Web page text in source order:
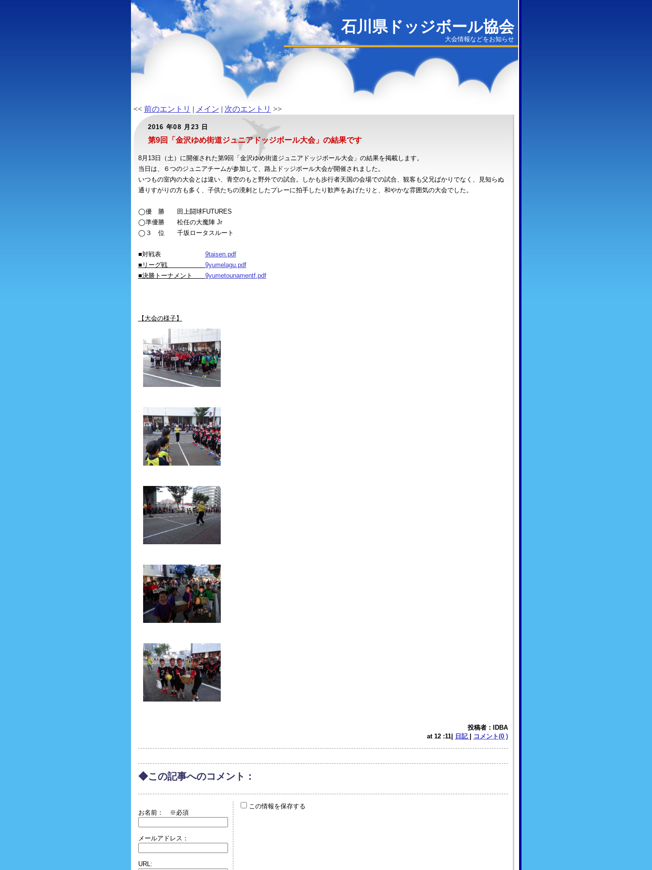
石川県ドッジボール協会
大会情報などをお知らせ
<< 前のエントリ | メイン | 次のエントリ >>
2016 年08 月23 日
第9回「金沢ゆめ街道ジュニアドッジボール大会」の結果です
8月13日（土）に開催された第9回「金沢ゆめ街道ジュニアドッジボール大会」の結果を掲載します。
当日は、６つのジュニアチームが参加して、路上ドッジボール大会が開催されました。
いつもの室内の大会とは違い、青空のもと野外での試合。しかも歩行者天国の会場での試合、観客も父兄ばかりでなく、見知らぬ
通りすがりの方も多く、子供たちの溌剌としたプレーに拍手したり歓声をあげたりと、和やかな雰囲気の大会でした。
◯優 勝 田上闘球FUTURES
◯準優勝 松任の大魔陣 Jr
◯３ 位 千坂ロータスルート
■対戦表 9taisen.pdf
■リーグ戦 9yumelagu.pdf
■決勝トーナメント 9yumetounamentf.pdf
【大会の様子】
投稿者：IDBA
at 12 :11| 日記 | コメント(0 )
◆この記事へのコメント：
お名前： ※必須
メールアドレス：
URL:
この情報を保存する